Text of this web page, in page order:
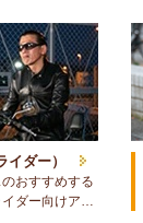
イダー）
おすすめする
イダー向けア…